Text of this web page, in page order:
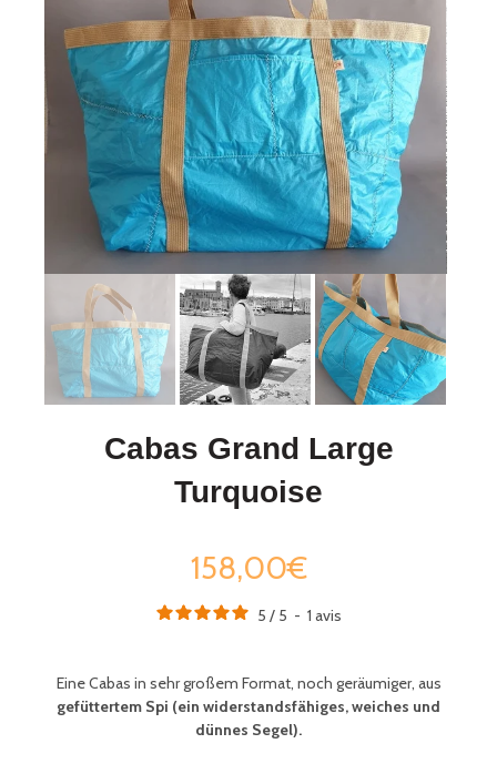
Cabas Grand Large
Turquoise
158,00€
5 / 5 - 1 avis
Eine Cabas in sehr großem Format, noch geräumiger, aus
gefüttertem Spi (ein widerstandsfähiges, weiches und
dünnes Segel).